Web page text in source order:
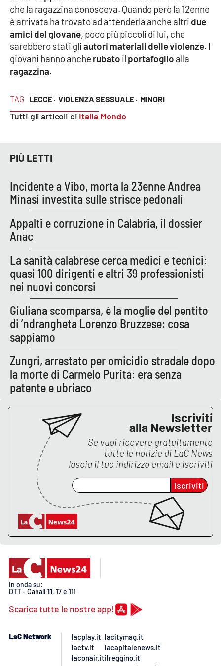
Cultura
Economia e Lavoro
Politica
Sanità
Società
RUBRICHE
Good Morning Vietnam
Parchi Marini Calabria
Leggendo Alvaro insieme
Imprese Di Calabria
Le perfidie di Antonella Grippo
Venti di comunicazione
STREAMING
LaC TV
LaC Network
LaC OnAir
EDIZIONI
LOCALI
Catanzaro
Crotone
Reggio Calabria
Cosenza
Lamezia Terme
TAG LECCE · VIOLENZA SESSUALE · MINORI
Tutti gli articoli di Italia Mondo
che la ragazzina conosceva. Quando però la 12enne
è arrivata ha trovato ad attenderla anche altri due
amici del giovane, poco più piccoli di lui, che
sarebbero stati gliautori materiali delle violenze. I
giovani hanno anche rubato il portafoglio alla
ragazzina.
PIÙ LETTI
Incidente a Vibo, morta la 23enne Andrea
Minasi investita sulle strisce pedonali
Appalti e corruzione in Calabria, il dossier
Anac
La sanità calabrese cerca medici e tecnici:
quasi 100 dirigenti e altri 39 professionisti
nei nuovi concorsi
Giuliana scomparsa, è la moglie del pentito
di ’ndrangheta Lorenzo Bruzzese: cosa
sappiamo
Zungri, arrestato per omicidio stradale dopo
la morte di Carmelo Purita: era senza
patente e ubriaco
Iscriviti
alla Newsletter
Se vuoi ricevere gratuitamente
tutte le notizie di LaC News
lascia il tuo indirizzo email e iscriviti
Iscriviti
In onda su:
DTT - Canali 11, 17 e 111
Scarica tutte le nostre app!
LaC Network
lacplay.it
lactv.it
laconair.it
lacitymag.it
lacapitalenews.it
ilreggino.it